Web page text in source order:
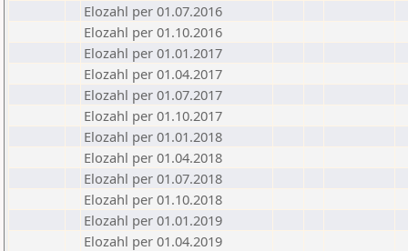
Elozahl per 01.07.2016
Elozahl per 01.10.2016
Elozahl per 01.01.2017
Elozahl per 01.04.2017
Elozahl per 01.07.2017
Elozahl per 01.10.2017
Elozahl per 01.01.2018
Elozahl per 01.04.2018
Elozahl per 01.07.2018
Elozahl per 01.10.2018
Elozahl per 01.01.2019
Elozahl per 01.04.2019